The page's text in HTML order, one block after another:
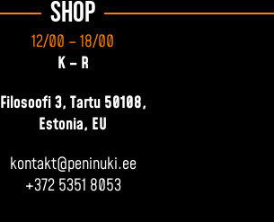
Shop
12/00 – 18/00
K – R
Filosoofi 3, Tartu 50108,
Estonia, EU
kontakt@peninuki.ee
+372 5351 8053